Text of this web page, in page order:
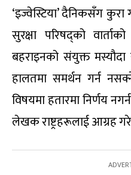
‘इज्वेस्टिया’ दैनिकसँग कुरा
सुरक्षा परिषद्को
बहराइनको संयुक्त
हालतमा समर्थन गर्न
विषयमा हतारमा निर्णय
लेखक राष्ट्रहरूलाई आग्रह